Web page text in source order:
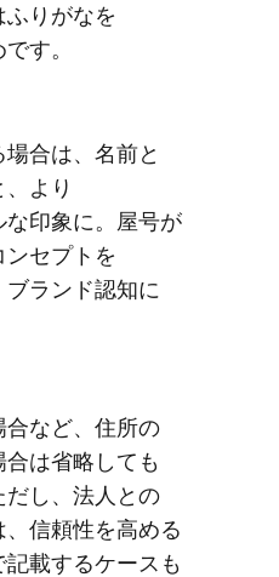
りが​なを​
す。
合は、​名前と​
より​
印象に。​屋号が​
セプトを​
ランド認知に​
合など、​住所の​
は​省略しても​
だし、​法人との​
信頼性を​高める​
載する​ケースも​